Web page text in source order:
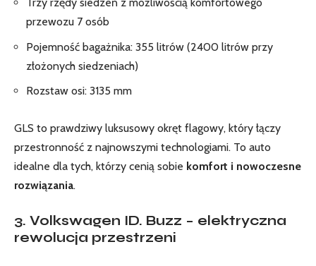
Trzy rzędy siedzeń z możliwością komfortowego
przewozu 7 osób
Pojemność bagażnika: 355 litrów (2400 litrów przy
złożonych siedzeniach)
Rozstaw osi: 3135 mm
GLS to prawdziwy luksusowy okręt flagowy, który łączy
przestronność z najnowszymi technologiami. To auto
idealne dla tych, którzy cenią sobie komfort i nowoczesne
rozwiązania.
3. Volkswagen ID. Buzz – elektryczna
rewolucja przestrzeni